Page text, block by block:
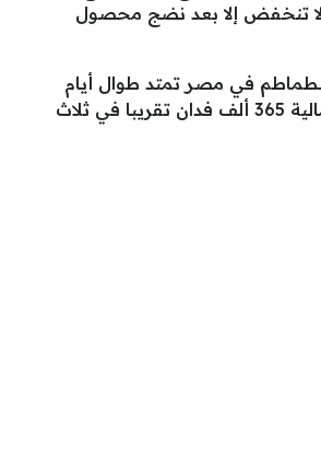
تنخفض إلا بعد نضج محصول
في مصر تمتد طوال أيام
العام بمساحة إجمالية 365 ألف فدان تقريبا في ثلاث